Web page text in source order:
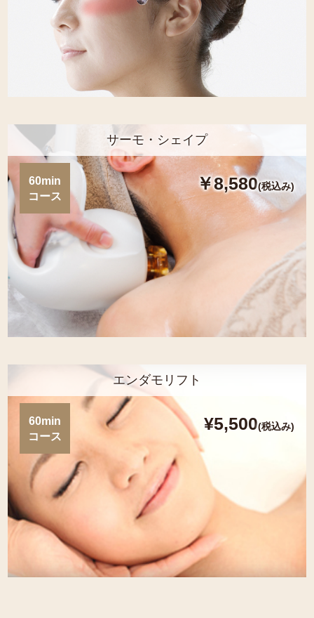
サーモ・シェイプ
60min
コース
￥8,580(税込み)
エンダモリフト
60min
コース
¥5,500(税込み)